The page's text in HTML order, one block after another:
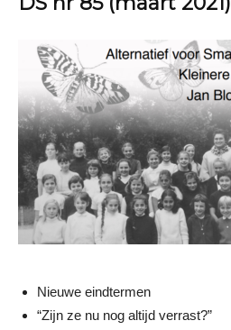
Nieuwe eindtermen
“Zĳn ze nu nog altĳd verrast?”